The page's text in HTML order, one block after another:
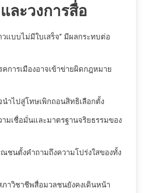
ละวงการสื่อ
แบบไม่มีใบเสร็จ” มีผลกระทบต่อ
คการเมืองอาจเข้าข่ายผิดกฎหมาย
นำไปสู่โทษเพิกถอนสิทธิเลือกตั้ง
มเชื่อมั่นและมาตรฐานจริยธรรมของ
ณชนตั้งคำถามถึงความโปร่งใสของทั้ง
าวิชาชีพสื่อมวลชนยังคงเดินหน้า